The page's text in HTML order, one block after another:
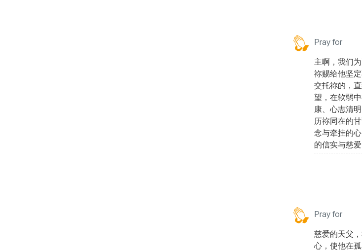
Pray for
主啊，我们
祢赐给他坚
交托祢的，
望，在软弱
康、心志清
历祢同在的
念与牵挂的
的信实与慈
Pray for
慈爱的天父
心，使他在